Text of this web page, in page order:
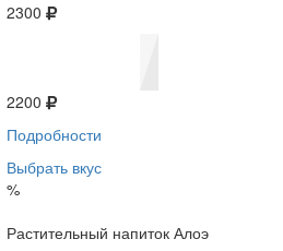
2300
2200
Подробности
Выбрать вкус
%
Растительный напиток Алоэ